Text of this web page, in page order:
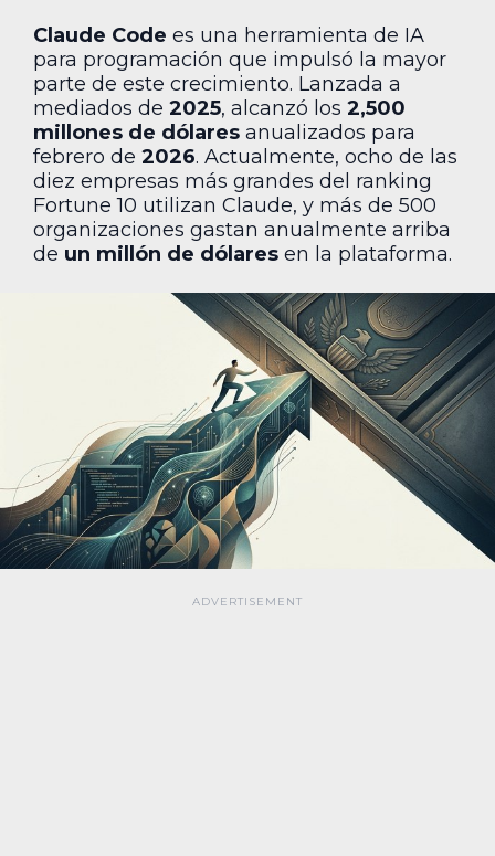
Claude Code es una herramienta de IA
para programación que impulsó la mayor
parte de este crecimiento. Lanzada a
mediados de 2025, alcanzó los 2,500
millones de dólares anualizados para
febrero de 2026. Actualmente, ocho de las
diez empresas más grandes del ranking
Fortune 10 utilizan Claude, y más de 500
organizaciones gastan anualmente arriba
de un millón de dólares en la plataforma.